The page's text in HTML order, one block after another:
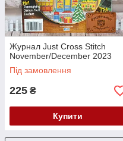
Журнал Just Cross Stitch
November/December 2023
Під замовлення
225 ₴
Купити